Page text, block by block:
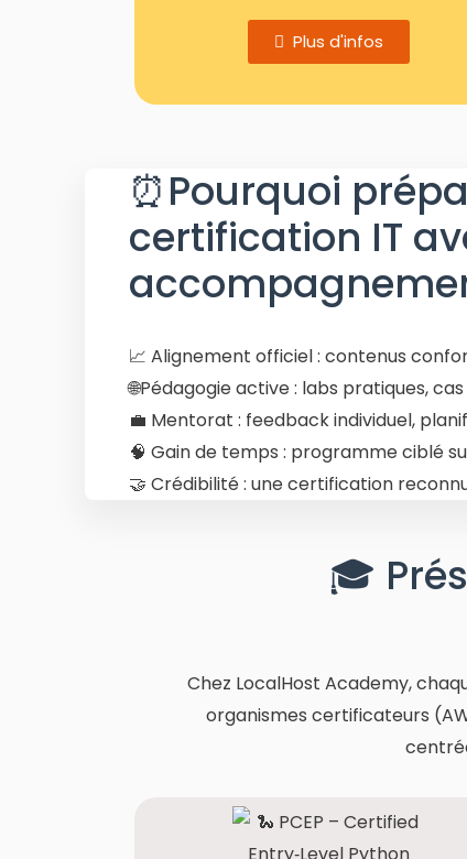
Plus d'infos
⏰Pourquoi
certification IT
📈 Alignement officiel : contenus
🌐Pédagogie active : labs pratiques,
💼 Mentorat : feedback individuel,
🧠 Gain de temps : programme ciblé
🤝 Crédibilité : une certification
🎓
Chez LocalHost Academy,
organismes certificateurs